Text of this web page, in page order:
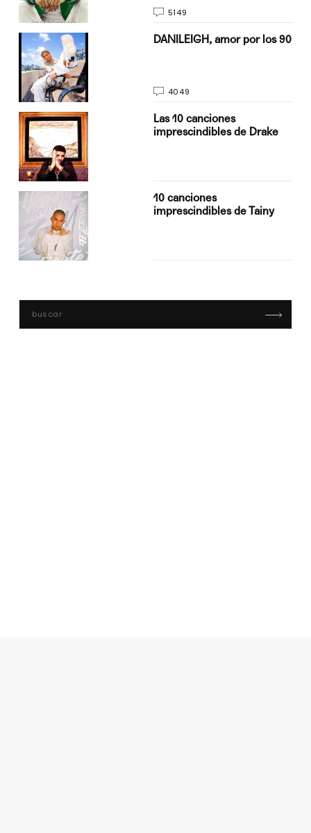
5149
DANILEIGH, amor por los 90
4049
Las 10 canciones
imprescindibles de Drake
10 canciones
imprescindibles de Tainy